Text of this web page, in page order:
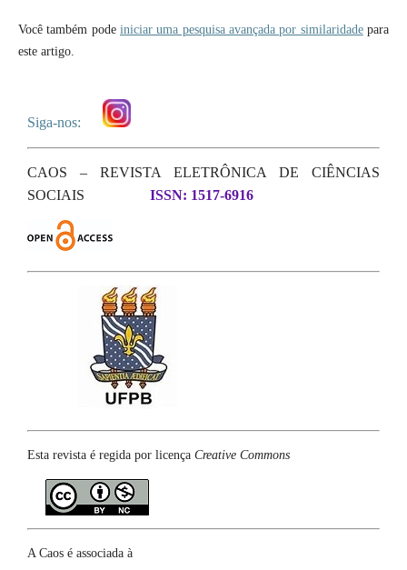
Você também pode iniciar uma pesquisa avançada por similaridadepara
este artigo.
Siga-nos:
CAOS – REVISTA ELETRÔNICA DE CIÊNCIAS
SOCIAIS
ISSN: 1517-6916
Esta revista é regida por licença Creative Commons
A Caos é associada à